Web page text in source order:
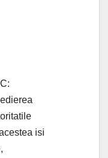
isi